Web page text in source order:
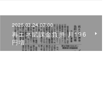
2025.03.24 07:00
再エネ賦課金負担 月196
円増